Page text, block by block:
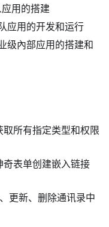
用的搭建
应用的开发和运行
级內部应用的搭建和
所有指定类型和权限
表单创建嵌入链接
更新、删除通讯录中